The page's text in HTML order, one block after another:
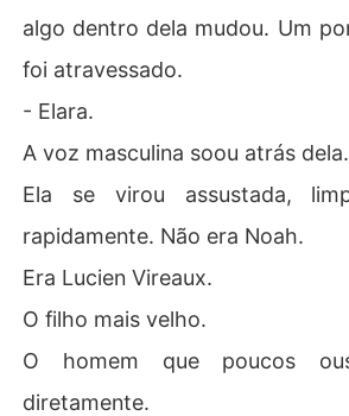
algo dentro dela mudou. Um
foi atravessado.
- Elara.
A voz masculina soou atrás dela.
Ela se virou assustada,
rapidamente. Não era Noah.
Era Lucien Vireaux.
O filho mais velho.
O homem que poucos
diretamente.